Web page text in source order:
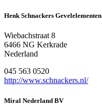
Henk Schnackers Gevelelementen
Wiebachstraat 8
6466 NG Kerkrade
Nederland
045 563 0520
http://www.schnackers.nl/
Miral Nederland BV